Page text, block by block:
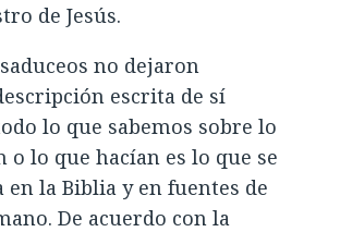
de Jesús.
no dejaron
escrita de sí
lo que sabemos sobre lo
o lo que hacían es lo que se
en la Biblia y en fuentes de
De acuerdo con la